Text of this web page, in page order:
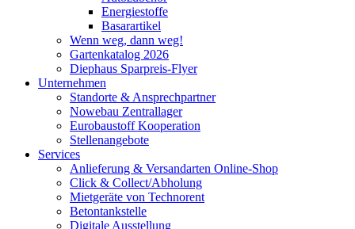
Energiestoffe
Basarartikel
Wenn weg, dann weg!
Gartenkatalog 2026
Diephaus Sparpreis-Flyer
Unternehmen
Standorte & Ansprechpartner
Nowebau Zentrallager
Eurobaustoff Kooperation
Stellenangebote
Services
Anlieferung & Versandarten Online-Shop
Click & Collect/Abholung
Mietgeräte von Technorent
Betontankstelle
Digitale Ausstellung